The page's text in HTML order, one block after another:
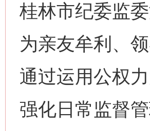
桂林市纪委监
为亲友牟利、
通过运用公权
强化日常监督